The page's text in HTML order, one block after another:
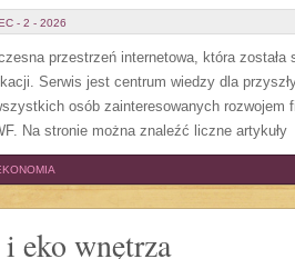
- 2 - 2026
przestrzeń internetowa, która
Serwis jest centrum wiedzy dla
osób zainteresowanych rozwojem
Na stronie można znaleźć liczne artykuły
eko wnętrza